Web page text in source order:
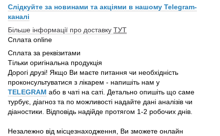
Слідкуйте за новинами та акціями в нашому Telegram-
каналі
Більше інформації про доставку ТУТ
Сплата online
Сплата за реквізитами
Тільки оригінальна продукція
Дорогі друзі! Якщо Ви маєте питання чи необхідність
проконсультуватися з лікарем - напишіть нам у
TELEGRAM або в чаті на саті. Детально опишіть що саме
турбує, діагноз та по можливості надайте дані аналізів чи
діаностики. Відповідь надійде протягом 1-2 робочих днів.
Незалежно від місцезнаходження, Ви зможете онлайн